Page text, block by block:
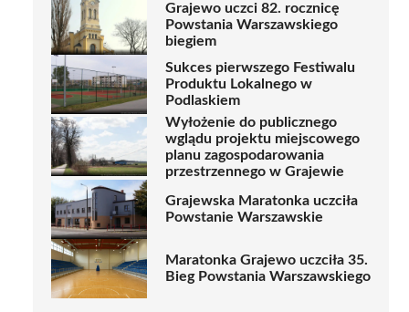
Grajewo uczci 82. rocznicę
Powstania Warszawskiego
biegiem
Sukces pierwszego Festiwalu
Produktu Lokalnego w
Podlaskiem
Wyłożenie do publicznego
wglądu projektu miejscowego
planu zagospodarowania
przestrzennego w Grajewie
Grajewska Maratonka uczciła
Powstanie Warszawskie
Maratonka Grajewo uczciła 35.
Bieg Powstania Warszawskiego